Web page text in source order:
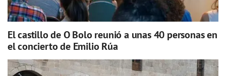
El castillo de O Bolo reunió a unas 40 personas en
el concierto de Emilio Rúa